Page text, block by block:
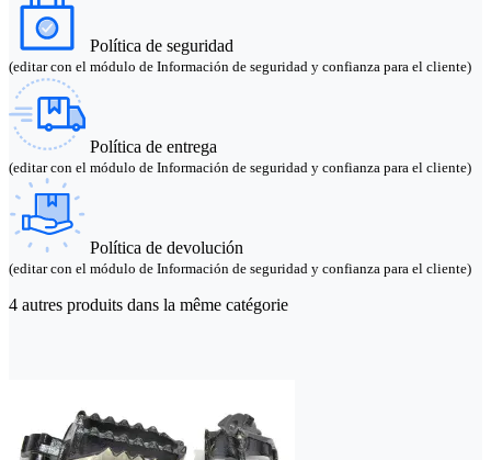
Política de seguridad
(editar con el módulo de Información de seguridad y confianza para el cliente)
Política de entrega
(editar con el módulo de Información de seguridad y confianza para el cliente)
Política de devolución
(editar con el módulo de Información de seguridad y confianza para el cliente)
4 autres produits dans la même catégorie